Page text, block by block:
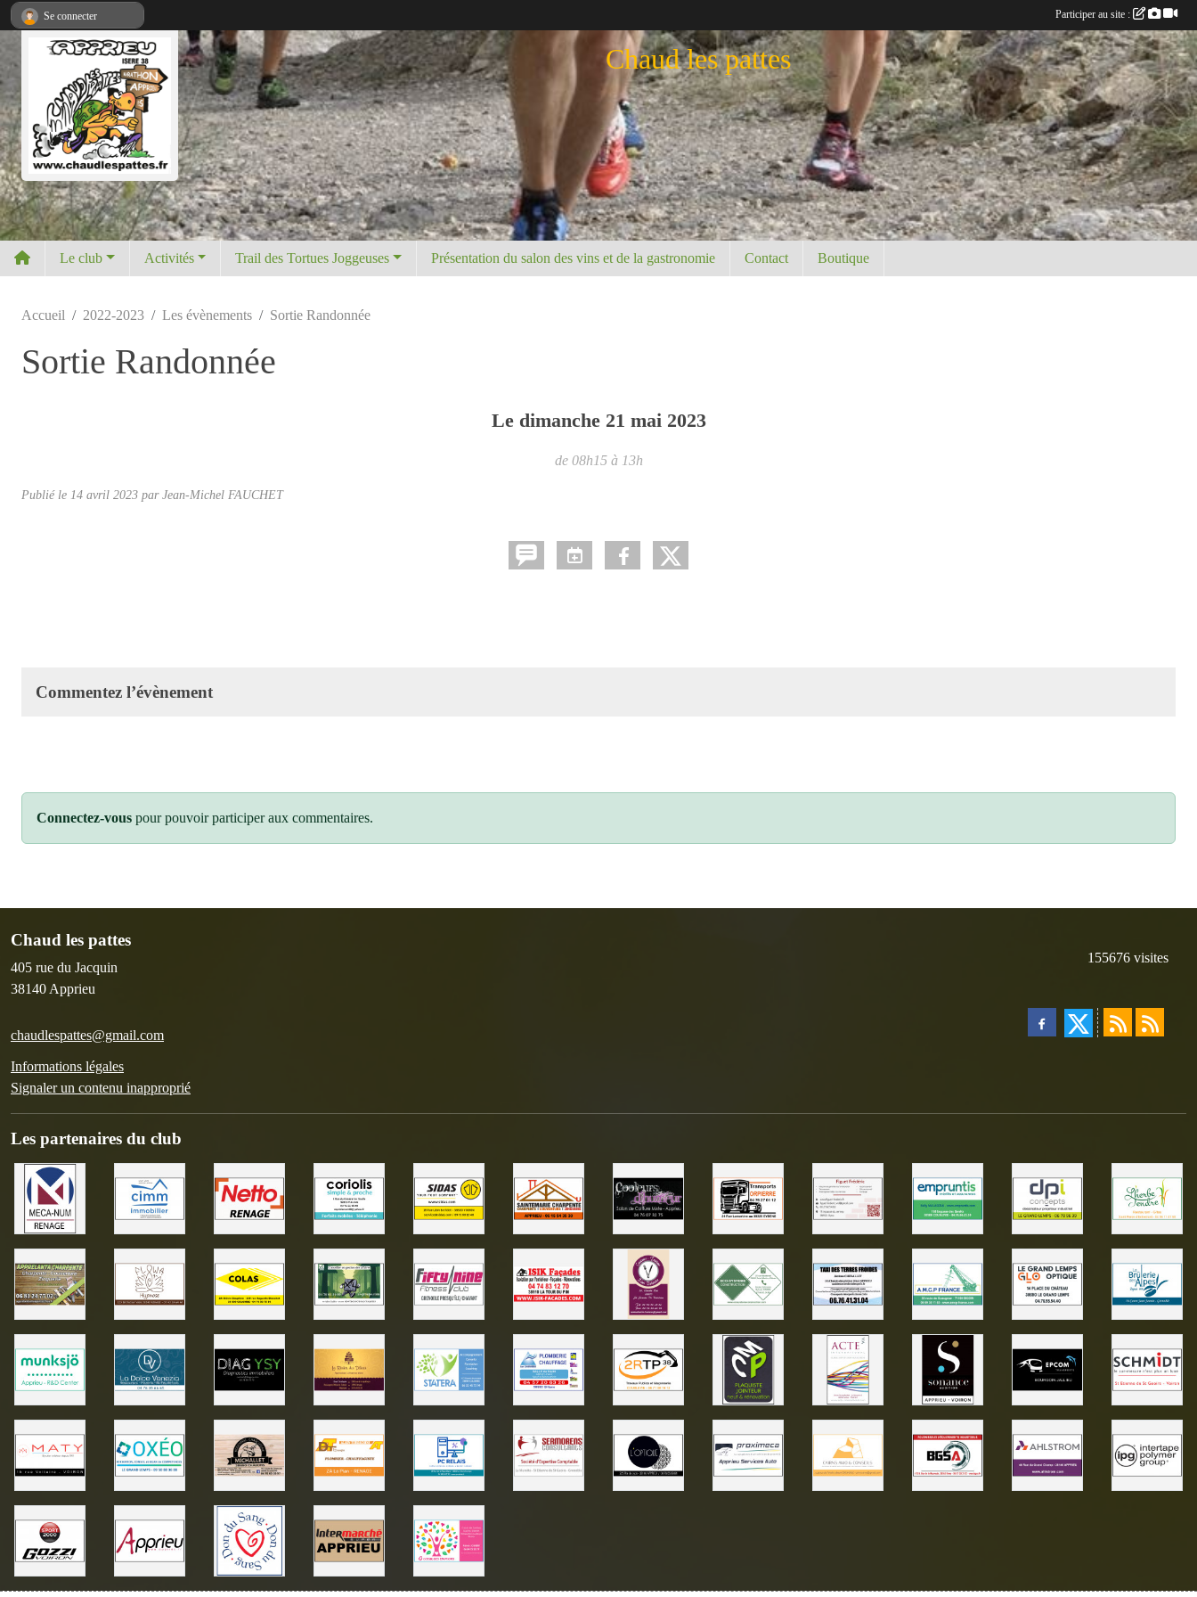
Chaud les pattes
Le club Activités Trail des Tortues Joggeuses Présentation du salon des vins et de la gastronomie Contact Boutique
Accueil 2022-2023 Les évènements Sortie Randonnée
Sortie Randonnée
Le dimanche 21 mai 2023
de 08h15 à 13h
Publié le 14 avril 2023 par Jean-Michel FAUCHET
Commentez l’évènement
Connectez-vous pour pouvoir participer aux commentaires.
Chaud les pattes
405 rue du Jacquin
38140 Apprieu
chaudlespattes@gmail.com
Informations légales
Signaler un contenu inapproprié
155676 visites
Les partenaires du club
Se connecter Participer au site :
Panneau de gestion des cookies